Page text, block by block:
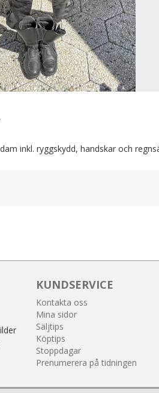
inkl. ryggskydd, handskar och
KUNDSERVICE
Kontakta oss
Mina sidor
Säljtips
Köptips
Stoppdagar
Prenumerera på tidningen